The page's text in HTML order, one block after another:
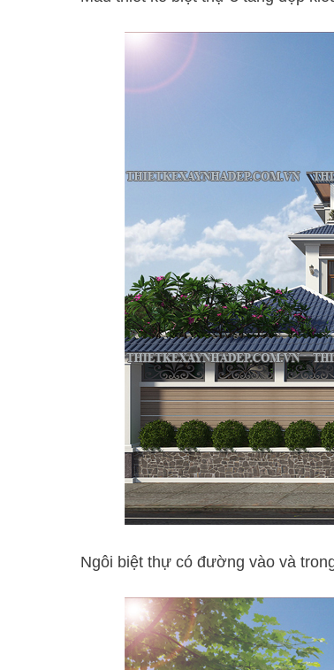
Ngôi biệt thự có đường vào và